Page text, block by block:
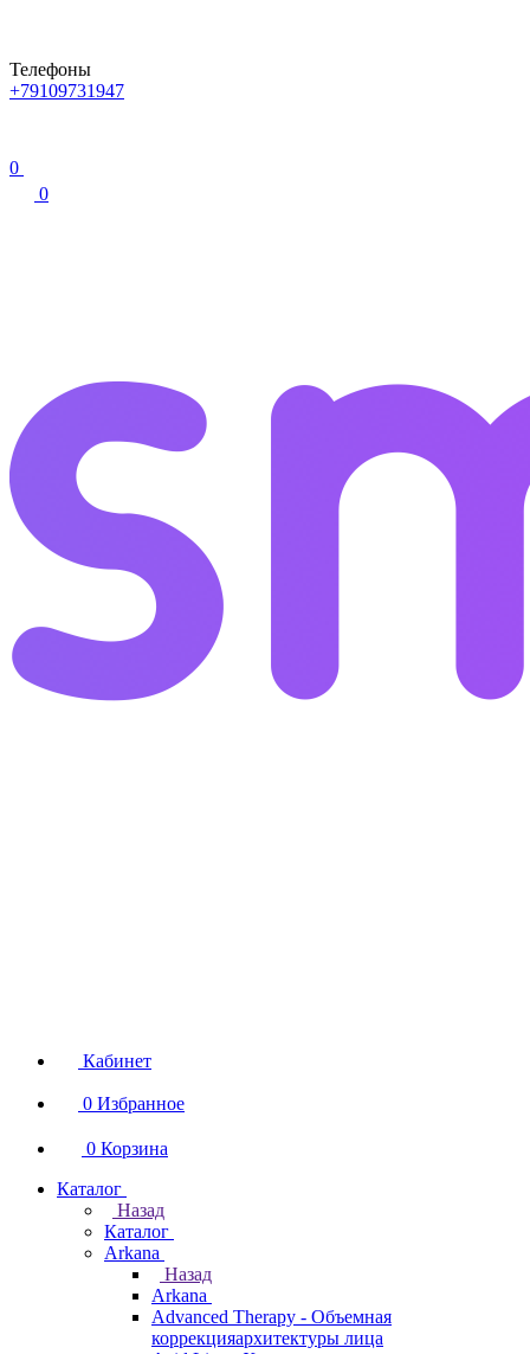
Телефоны
+79109731947
0
0
Кабинет
0 Избранное
0 Корзина
Каталог
Назад
Каталог
Arkana
Назад
Arkana
Advanced Therapy - Объемная
коррекцияархитектуры лица